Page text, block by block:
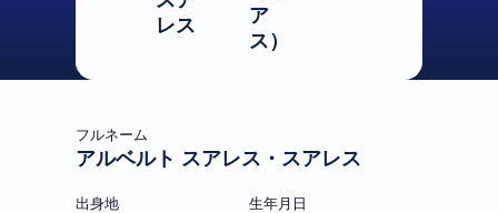
レス
ア
ス）
フルネーム
アルベルト スアレス・スアレス
出身地 生年月日